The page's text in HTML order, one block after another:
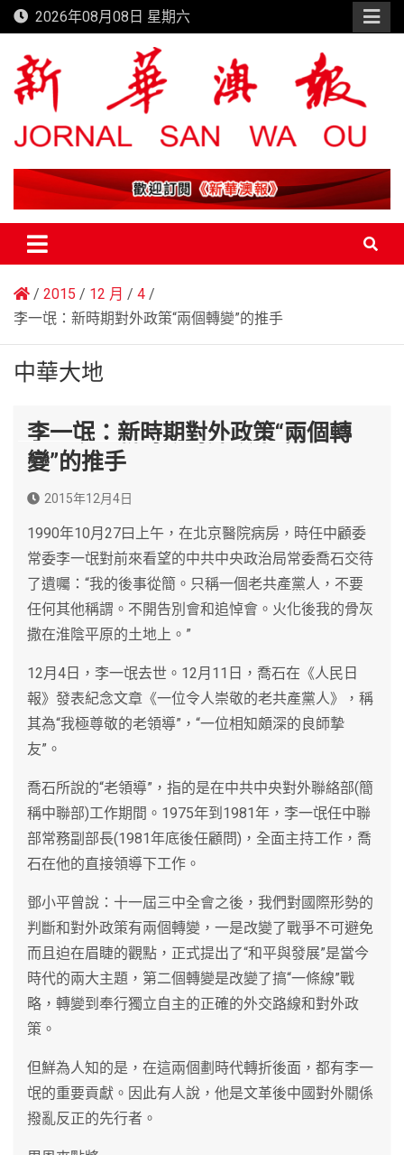
Skip
to
content
2026年08月08日 星期六
新華澳報
2015 12 月
4
李一氓：新時期對外政策“兩個轉變”的推手
中華大地
李一氓：新時期對外政策“兩個轉
變”的推手
2015年12月4日
1990年10月27曰上午，在北京醫院病房，時任中顧委
常委李一氓對前來看望的中共中央政治局常委喬石交待
了遺囑：“我的後事從簡。只稱一個老共產黨人，不要
任何其他稱謂。不開告別會和追悼會。火化後我的骨灰
撒在淮陰平原的土地上。”
12月4日，李一氓去世。12月11日，喬石在《人民日
報》發表紀念文章《一位令人崇敬的老共產黨人》，稱
其為“我極尊敬的老領導”，“一位相知頗深的良師摯
友”。
喬石所說的“老領導”，指的是在中共中央對外聯絡部(簡
稱中聯部)工作期間。1975年到1981年，李一氓任中聯
部常務副部長(1981年底後任顧問)，全面主持工作，喬
石在他的直接領導下工作。
鄧小平曾說：十一屆三中全會之後，我們對國際形勢的
判斷和對外政策有兩個轉變，一是改變了戰爭不可避免
而且迫在眉睫的觀點，正式提出了“和平與發展”是當今
時代的兩大主題，第二個轉變是改變了搞“一條線”戰
略，轉變到奉行獨立自主的正確的外交路線和對外政
策。
但鮮為人知的是，在這兩個劃時代轉折後面，都有李一
氓的重要貢獻。因此有人說，他是文革後中國對外關係
撥亂反正的先行者。